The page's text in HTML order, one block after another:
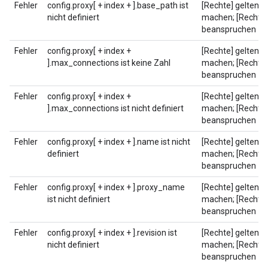
Fehler
config.proxy[ + index + ].base_path ist
nicht definiert
[Rechte] geltend
machen; [Rechte]
beanspruchen
Fehler
config.proxy[ + index +
].max_connections ist keine Zahl
[Rechte] geltend
machen; [Rechte]
beanspruchen
Fehler
config.proxy[ + index +
].max_connections ist nicht definiert
[Rechte] geltend
machen; [Rechte]
beanspruchen
Fehler
config.proxy[ + index + ].name ist nicht
definiert
[Rechte] geltend
machen; [Rechte]
beanspruchen
Fehler
config.proxy[ + index + ].proxy_name
ist nicht definiert
[Rechte] geltend
machen; [Rechte]
beanspruchen
Fehler
config.proxy[ + index + ].revision ist
nicht definiert
[Rechte] geltend
machen; [Rechte]
beanspruchen